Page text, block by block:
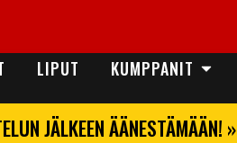
LIPUT KUMPPANIT
JÄLKEEN ÄÄNESTÄMÄÄN! »